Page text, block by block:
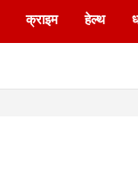
क्राइम हेल्थ